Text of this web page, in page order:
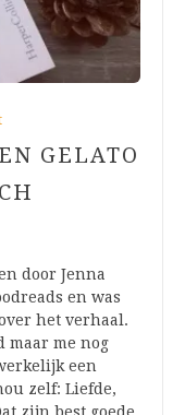
GELATO
door Jenna
en was
het verhaal.
maar me nog
een
zelf: Liefde,
zijn best goede